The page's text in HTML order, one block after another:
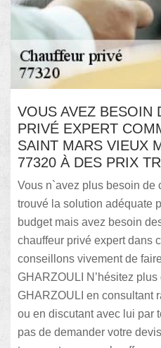
VOUS AVEZ BESOIN
PRIVÉ EXPERT
SAINT MARS VIEUX
77320 À DES PRIX
Vous n`avez plus besoin de
trouvé la solution adéquate
budget mais avez besoin
chauffeur privé expert dans
conseillons vivement de
GHARZOULI N’hésitez
GHARZOULI en consultant
ou en discutant avec lui par
pas de demander votre